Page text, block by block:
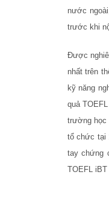
nước
trước khi
Được
nhất trên
kỹ năng
quả
trường học
tổ chức tại
tay chứng
TOEFL